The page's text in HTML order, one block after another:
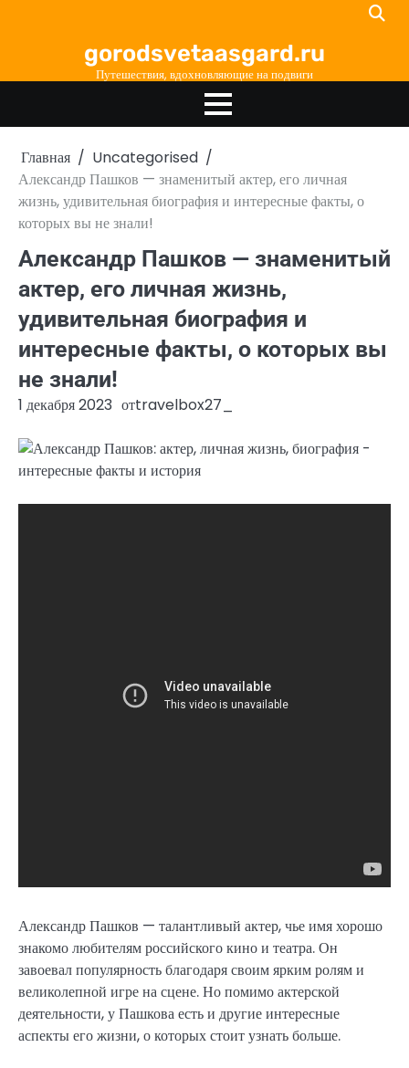
gorodsvetaasgard.ru
Путешествия, вдохновляющие на подвиги
Главная
Uncategorised
Александр Пашков — знаменитый актер, его личная
жизнь, удивительная биография и интересные факты, о
которых вы не знали!
Александр Пашков — знаменитый
актер, его личная жизнь,
удивительная биография и
интересные факты, о которых вы
не знали!
1 декабря 2023 отtravelbox27_
Александр Пашков — талантливый актер, чье имя хорошо
знакомо любителям российского кино и театра. Он
завоевал популярность благодаря своим ярким ролям и
великолепной игре на сцене. Но помимо актерской
деятельности, у Пашкова есть и другие интересные
аспекты его жизни, о которых стоит узнать больше.